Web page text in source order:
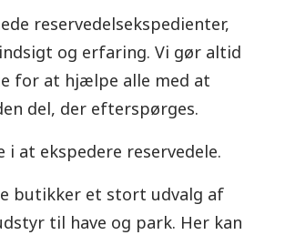
reservedelsekspedienter,
og erfaring. Vi gør altid
for at hjælpe alle med at
del, der efterspørges.
i at ekspedere reservedele.
butikker et stort udvalg af
til have og park. Her kan